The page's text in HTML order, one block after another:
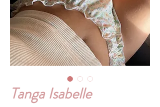
Tanga Isabelle